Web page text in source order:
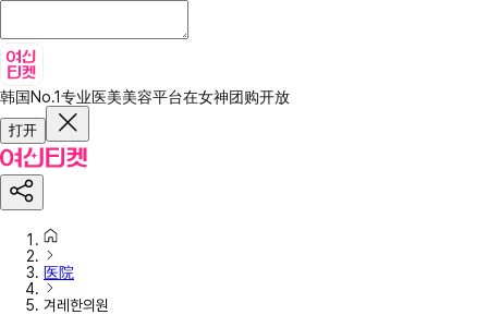
韩国No.1专业医美美容平台在女神团购开放
打开
医院
겨레한의원